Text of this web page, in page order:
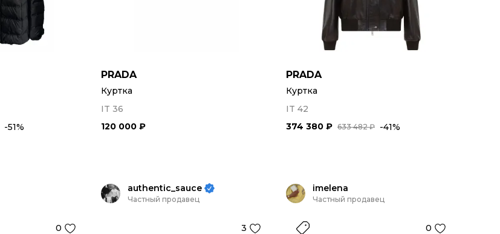
-51%
PRADA
Куртка
IT 36
120 000 ₽
PRADA
Куртка
IT 42
633 482 ₽
374 380 ₽ -41%
0
authentic_sauce
Частный продавец
3
imelena
Частный продавец
0